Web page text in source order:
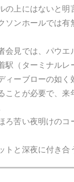
の上にはないと
ソンホールでは
会見では、パウ
駅（ターミナル
ィーブローの如
ことが必要で、
ろ苦い夜明けのコ
トと深夜に付き